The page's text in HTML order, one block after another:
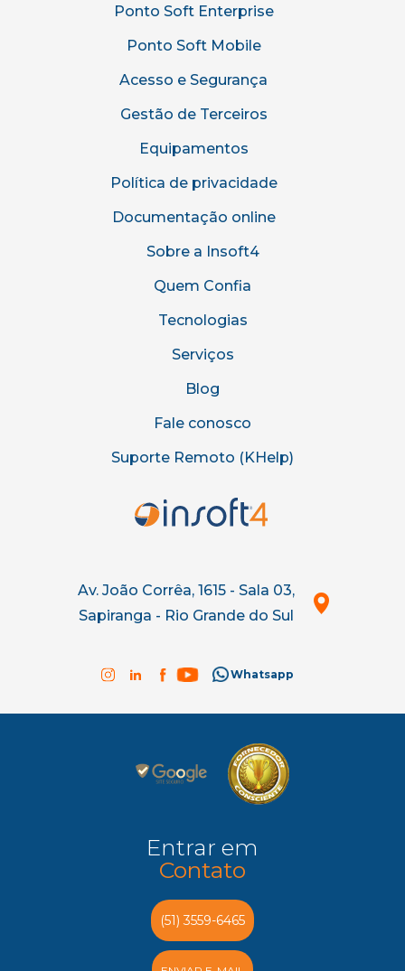
Ponto Soft Enterprise
Ponto Soft Mobile
Acesso e Segurança
Gestão de Terceiros
Equipamentos
Política de privacidade
Documentação online
Sobre a Insoft4
Quem Confia
Tecnologias
Serviços
Blog
Fale conosco
Suporte Remoto (KHelp)
Av. João Corrêa, 1615 - Sala 03,
Sapiranga - Rio Grande do Sul
Whatsapp
Entrar em
Contato
(51) 3559-6465